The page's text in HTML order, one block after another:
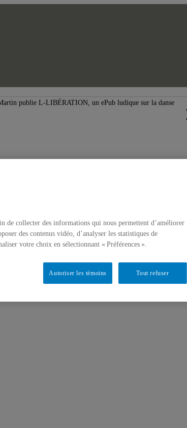
publie L-LIBÉRATION, un ePub ludique sur la danse
de collecter des informations qui nous permettent d’améliorer
des contenus vidéo, d’analyser les statistiques de
votre choix en sélectionnant « Préférences ».
Tout refuser
Autoriser les témoins